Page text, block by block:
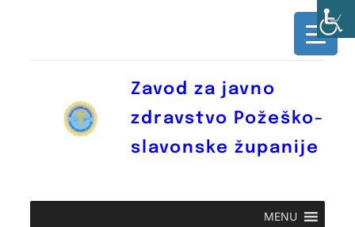
Zavod za javno
zdravstvo Požeško-
slavonske županije
MENU